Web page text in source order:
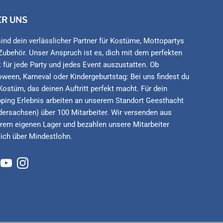
UNS
dein verlässlicher Partner für Kostüme, Mottopartys
Unser Anspruch ist es, dich mit dem perfekten
für jede Party und jedes Event auszustatten. Ob
Karneval oder Kindergeburtstag: Bei uns findest du
das deinen Auftritt perfekt macht. Für dein
Erlebnis arbeiten an unserem Standort Geesthacht
über 100 Mitarbeiter. Wir versenden aus
eigenen Lager und bezahlen unsere Mitarbeiter
über Mindestlohn.
YouTubeInstagram